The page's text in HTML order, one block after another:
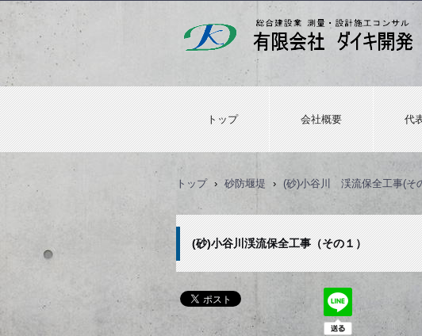
トップ 会社概要 代
トップ › 砂防堰堤 › (砂)小谷川 渓流保全工事(そ
(砂)小谷川渓流保全工事（その１）